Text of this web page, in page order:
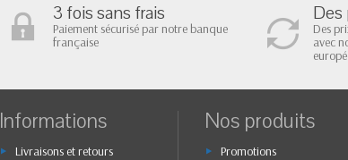
3 fois sans frais
Paiement sécurisé par notre banque
française
Des
Des
avec
Informations
Livraisons et retours
Nos produits
Promotions